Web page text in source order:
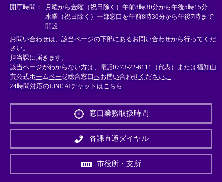
＞
＞
＞
開庁時間：
月曜から金曜（祝日除く）午前8時30分から午後5時15分
水曜（祝日除く）一部窓口を午前8時30分から午後7時まで
開設
お問い合わせは、該当ページの下部にあるお問い合わせから行ってくだ
さい。
担当課に届きます。
該当ページがわからない方は、電話0773-22-6111（代表）または福知山
市公式ホームページ総合窓口へお問い合わせください。
24時間対応のLINE AIチャットはこちら
外
リ
ン
＞
窓口業務取扱時間
各課直通ダイヤル
市役所・支所